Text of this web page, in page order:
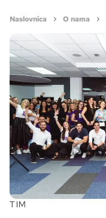
Naslovnica O nama
TIM